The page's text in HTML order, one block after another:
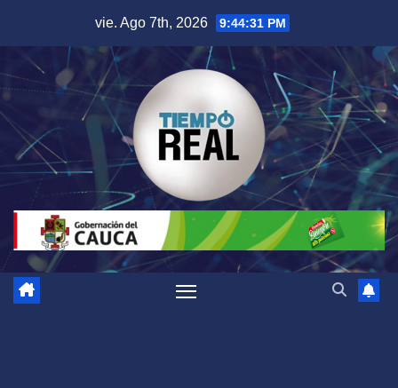
contenido
vie. Ago 7th, 2026 9:44:31 PM